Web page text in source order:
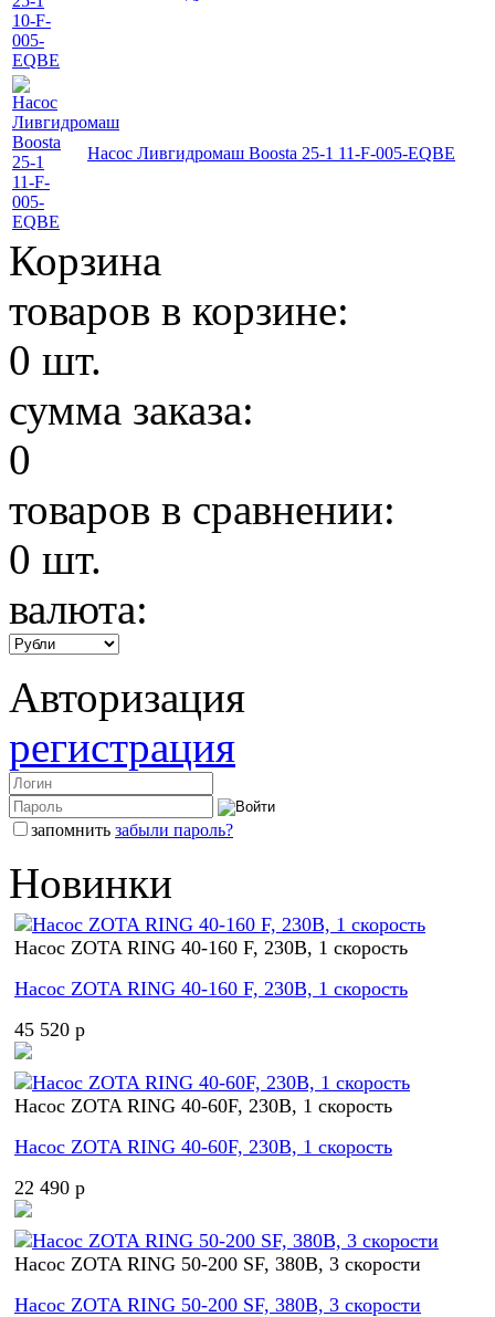
Насос Ливгидромаш Boosta 25-1 11-F-005-EQBE
Корзина
товаров в корзине:
0 шт.
сумма заказа:
0
товаров в сравнении:
0 шт.
валюта:
Авторизация
регистрация
запомнить забыли пароль?
Новинки
Насос ZOTA RING 40-160 F, 230В, 1 скорость
Насос ZOTA RING 40-160 F, 230В, 1 скорость
45 520 p
Насос ZOTA RING 40-60F, 230В, 1 скорость
Насос ZOTA RING 40-60F, 230В, 1 скорость
22 490 p
Насос ZOTA RING 50-200 SF, 380В, 3 скорости
Насос ZOTA RING 50-200 SF, 380В, 3 скорости